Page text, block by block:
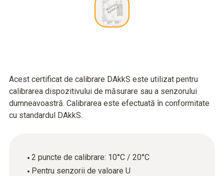
Acest certificat de calibrare DAkkS este utilizat pentru
calibrarea dispozitivului de măsurare sau a senzorului
dumneavoastră. Calibrarea este efectuată în conformitate
cu standardul DAkkS.
2 puncte de calibrare: 10°C / 20°C
Pentru senzorii de valoare U